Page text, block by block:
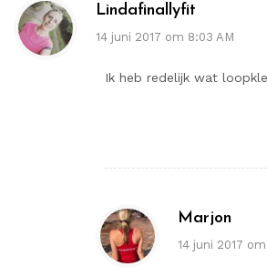
Lindafinallyfit
14 juni 2017 om 8:03 AM
Ik heb redelijk wat
Marjon
14 juni 2017